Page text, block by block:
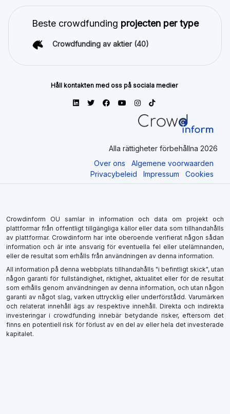
Beste crowdfunding projecten per type
Crowdfunding av aktier (40)
Håll kontakten med oss på sociala medier
Alla rättigheter förbehållna 2026
Over ons
Algemene voorwaarden
Privacybeleid
Impressum Cookies
Crowdinform OU samlar in information och data om projekt och
plattformar från offentligt tillgängliga källor eller data som tillhandahålls
av plattformar. Crowdinform har inte oberoende verifierat någon sådan
information och är inte ansvarig för eventuella fel eller utelämnanden,
eller de resultat som erhålls från användningen av denna information.
All information på denna webbplats tillhandahålls "i befintligt skick", utan
någon garanti för fullständighet, riktighet, aktualitet eller för de resultat
som erhålls genom användningen av denna information, och utan någon
garanti av något slag, varken uttrycklig eller underförstådd. Varumärken
och relaterat innehåll ägs av respektive innehåll. Direkta och indirekta
investeringar i crowdfunding innebär betydande risker, eftersom det
finns en potentiell risk för förlust av en del av eller hela det investerade
kapitalet.